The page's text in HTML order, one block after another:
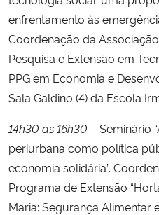
enfrentamento às
Coordenação da
Pesquisa e Extensão em
PPG em Economia e
Sala Galdino (4) da Escola
14h30 às 16h30 – Seminário
periurbana como política
economia solidária”.
Programa de Extensão
Maria: Segurança Alimentar